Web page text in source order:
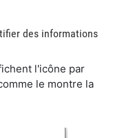
des informations
l'icône par
le montre la